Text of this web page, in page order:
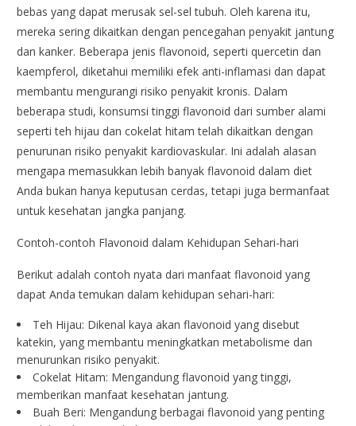
bebas yang dapat merusak sel-sel tubuh. Oleh karena itu,
mereka sering dikaitkan dengan pencegahan penyakit jantung
dan kanker. Beberapa jenis flavonoid, seperti quercetin dan
kaempferol, diketahui memiliki efek anti-inflamasi dan dapat
membantu mengurangi risiko penyakit kronis. Dalam
beberapa studi, konsumsi tinggi flavonoid dari sumber alami
seperti teh hijau dan cokelat hitam telah dikaitkan dengan
penurunan risiko penyakit kardiovaskular. Ini adalah alasan
mengapa memasukkan lebih banyak flavonoid dalam diet
Anda bukan hanya keputusan cerdas, tetapi juga bermanfaat
untuk kesehatan jangka panjang.
Contoh-contoh Flavonoid dalam Kehidupan Sehari-hari
Berikut adalah contoh nyata dari manfaat flavonoid yang
dapat Anda temukan dalam kehidupan sehari-hari:
Teh Hijau: Dikenal kaya akan flavonoid yang disebut
katekin, yang membantu meningkatkan metabolisme dan
menurunkan risiko penyakit.
Cokelat Hitam: Mengandung flavonoid yang tinggi,
memberikan manfaat kesehatan jantung.
Buah Beri: Mengandung berbagai flavonoid yang penting